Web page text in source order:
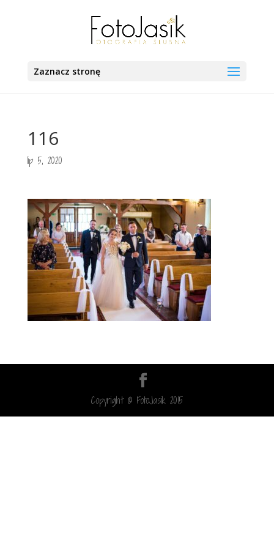
Zaznacz stronę
116
lip 5, 2020
Copyright © FotoJasik 2015